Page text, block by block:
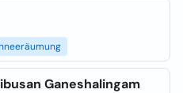
Ganeshalingam